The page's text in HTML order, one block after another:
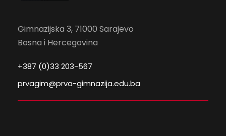
Gimnazijska 3, 71000 Sarajevo
Bosna i Hercegovina
+387 (0)33 203-567
prvagim@prva-gimnazija.edu.ba